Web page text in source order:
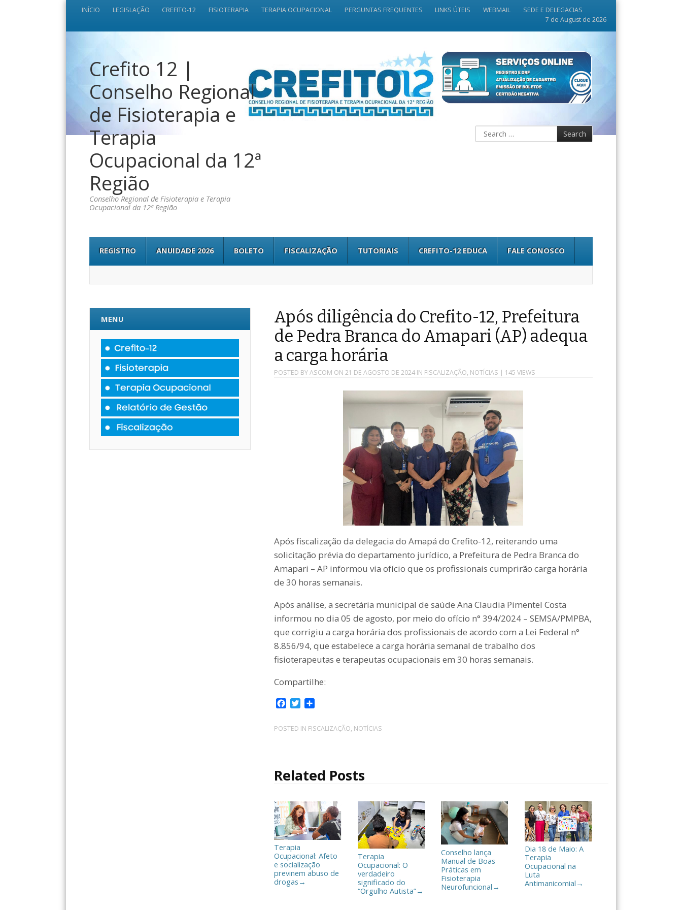
INÍCIO LEGISLAÇÃO CREFITO-12 FISIOTERAPIA TERAPIA OCUPACIONAL PERGUNTAS FREQUENTES LINKS ÚTEIS WEBMAIL
SEDE E DELEGACIAS
7 de August de 2026
Crefito 12 |
Conselho Regional
de Fisioterapia e
Terapia
Ocupacional da 12ª
Região
Conselho Regional de Fisioterapia e Terapia
Ocupacional da 12ª Região
REGISTRO ANUIDADE 2026 BOLETO FISCALIZAÇÃO TUTORIAIS CREFITO-12 EDUCA FALE CONOSCO
Após diligência do Crefito-12, Prefeitura
de Pedra Branca do Amapari (AP) adequa
a carga horária
POSTED BYASCOM ON 21 DE AGOSTO DE 2024IN FISCALIZAÇÃO, NOTÍCIAS | 145 VIEWS
Após fiscalização da delegacia do Amapá do Crefito-12, reiterando uma
solicitação prévia do departamento jurídico, a Prefeitura de Pedra Branca do
Amapari – AP informou via ofício que os profissionais cumprirão carga horária
de 30 horas semanais.
Após análise, a secretária municipal de saúde Ana Claudia Pimentel Costa
informou no dia 05 de agosto, por meio do ofício n° 394/2024 – SEMSA/PMPBA,
que corrigiu a carga horária dos profissionais de acordo com a Lei Federal n°
8.856/94, que estabelece a carga horária semanal de trabalho dos
fisioterapeutas e terapeutas ocupacionais em 30 horas semanais.
Compartilhe:
c
e
k
i
t
m
p
i
a
r
POSTED IN FISCALIZAÇÃO, NOTÍCIAS
Related Posts
Terapia
Ocupacional: Afeto
e socialização
previnem abuso de
drogas →
Terapia
Ocupacional: O
verdadeiro
significado do
“Orgulho Autista”→
Conselho lança
Manual de Boas
Práticas em
Fisioterapia
Neurofuncional →
Dia 18 de Maio: A
Terapia
Ocupacional na
Luta
Antimanicomial →
MENU